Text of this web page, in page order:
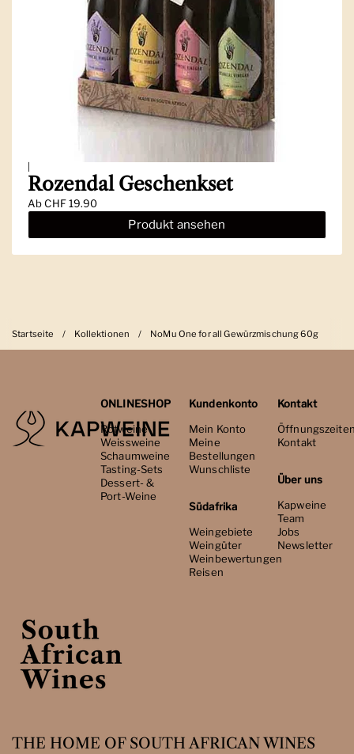
Rozendal Geschenkset
AbCHF 19.90
Produkt ansehen
Startseite / Kollektionen / NoMu One for all Gewürzmischung 60g
ONLINESHOP
Rotweine
Weissweine
Schaumweine
Tasting-Sets
Dessert- &
Port-Weine
Kundenkonto
Mein Konto
Meine
Bestellungen
Wunschliste
Südafrika
Weingebiete
Weingüter
Weinbewertungen
Reisen
Kontakt
Kontakt
Über uns
Kapweine
Team
Jobs
Newsletter
THE HOME OF SOUTH AFRICAN WINES